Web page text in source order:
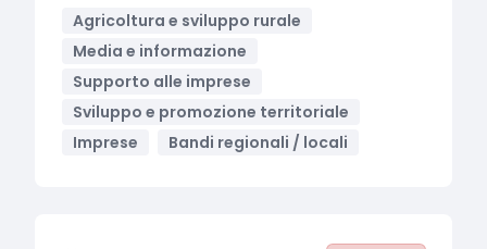
Agricoltura e sviluppo rurale
Media e informazione
Supporto alle imprese
Sviluppo e promozione territoriale
Imprese
Bandi regionali / locali